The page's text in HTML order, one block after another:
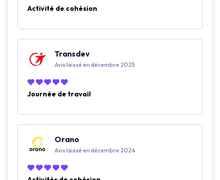
Activité de cohésion
Transdev
Avis laissé en décembre 2025
Journée de travail
Orano
Avis laissé en décembre 2024